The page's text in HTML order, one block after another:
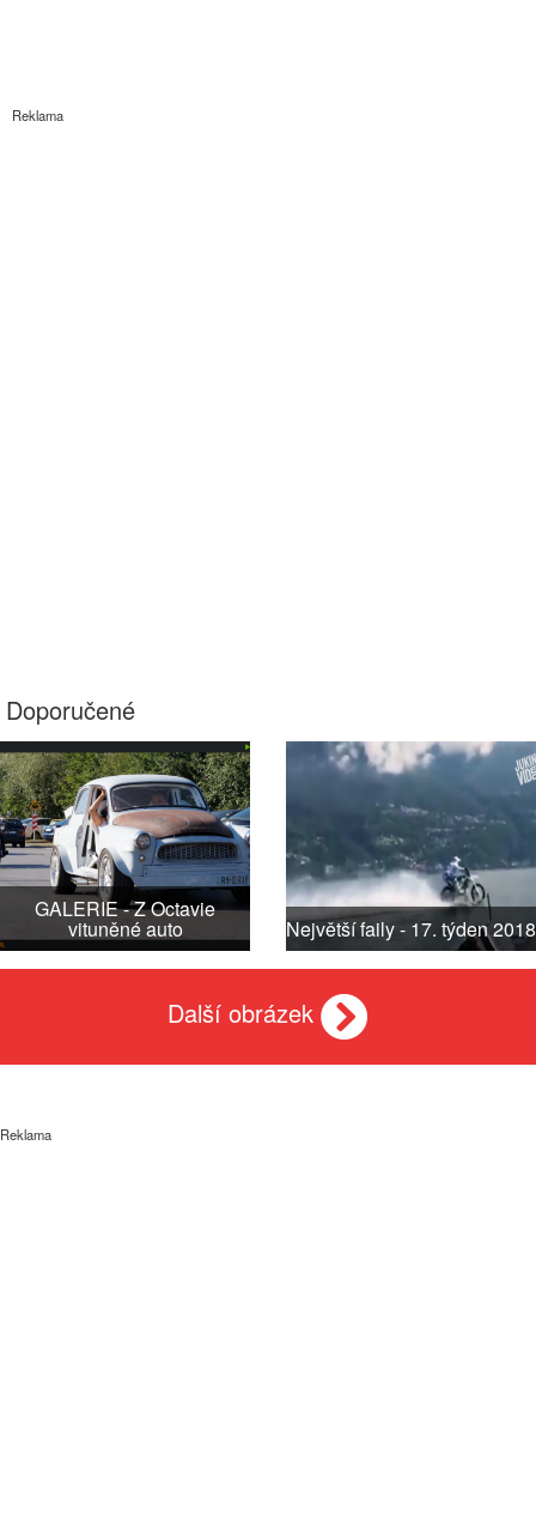
Reklama
Doporučené
GALERIE - Z Octavie
vituněné auto Největší faily - 17. týden 2018
Další obrázek
Reklama